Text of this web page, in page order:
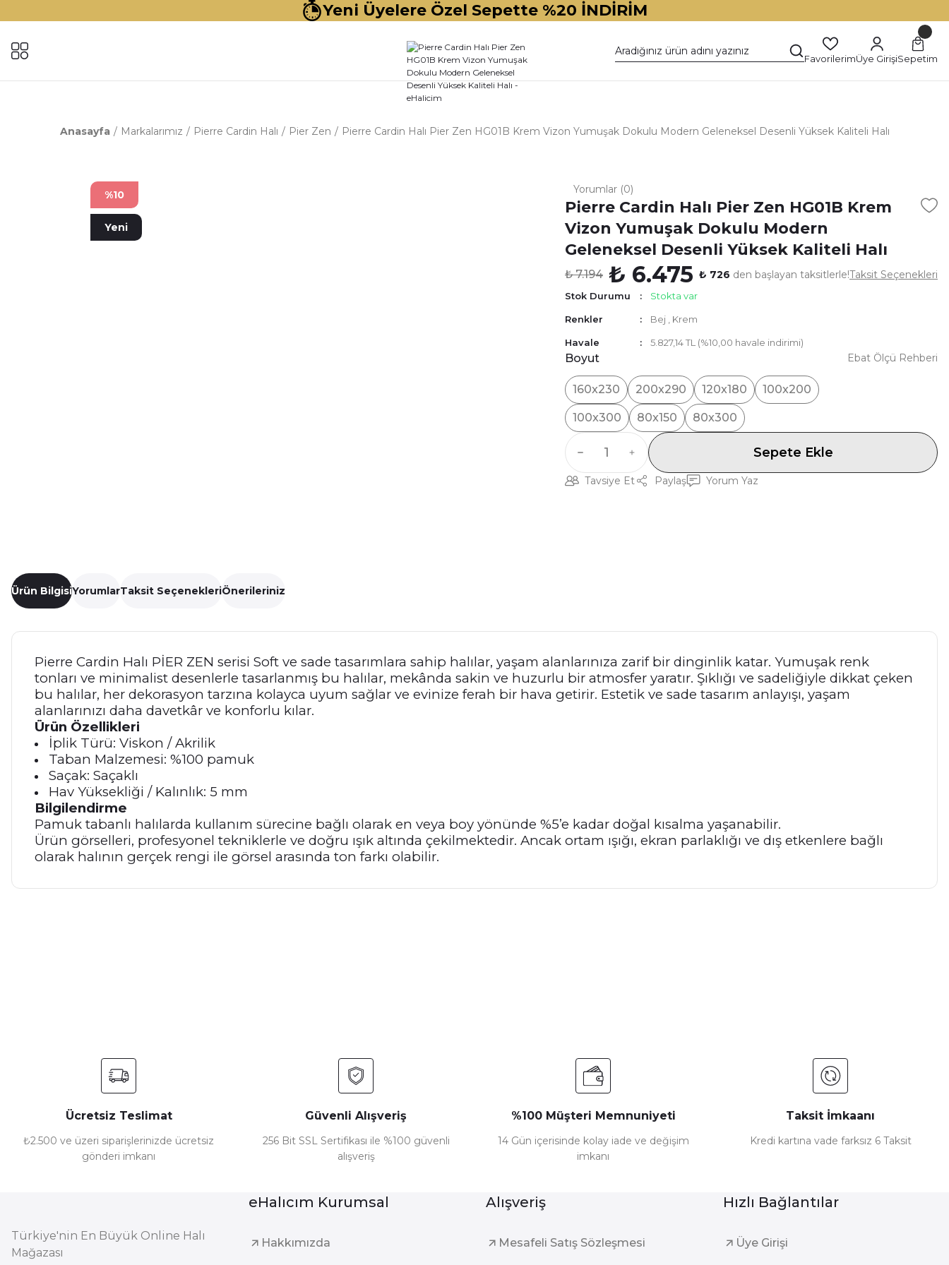
Yeni Üyelere Özel Sepette %20 İNDİRİM
FavorilerimÜye GirişiSepetim
Anasayfa Markalarımız Pierre Cardin Halı Pier Zen Pierre Cardin Halı Pier Zen HG01B Krem Vizon Yumuşak Dokulu Modern Geleneksel Desenli Yüksek Kaliteli Halı
%10
Yeni
Yorumlar (0)
Pierre Cardin Halı Pier Zen HG01B Krem
Vizon Yumuşak Dokulu Modern
Geleneksel Desenli Yüksek Kaliteli Halı
₺ 7.194 ₺ 6.475 ₺ 726 den başlayan taksitlerle!Taksit Seçenekleri
Stok Durumu Stokta var
Renkler Bej Krem
Havale 5.827,14 TL (%10,00 havale indirimi)
Boyut
160x230 200x290 120x180 100x200
100x300 80x150 80x300
Ebat Ölçü Rehberi
Sepete Ekle
Tavsiye Et Paylaş Yorum Yaz
Ürün BilgisiYorumlarTaksit SeçenekleriÖnerileriniz
Pierre Cardin Halı PİER ZEN serisi Soft ve sade tasarımlara sahip halılar, yaşam alanlarınıza zarif bir dinginlik katar. Yumuşak renk
tonları ve minimalist desenlerle tasarlanmış bu halılar, mekânda sakin ve huzurlu bir atmosfer yaratır. Şıklığı ve sadeliğiyle dikkat çeken
bu halılar, her dekorasyon tarzına kolayca uyum sağlar ve evinize ferah bir hava getirir. Estetik ve sade tasarım anlayışı, yaşam
alanlarınızı daha davetkâr ve konforlu kılar.
Ürün Özellikleri
İplik Türü: Viskon / Akrilik
Taban Malzemesi: %100 pamuk
Saçak: Saçaklı
Hav Yüksekliği / Kalınlık: 5 mm
Bilgilendirme
Pamuk tabanlı halılarda kullanım sürecine bağlı olarak en veya boy yönünde %5’e kadar doğal kısalma yaşanabilir.
Ürün görselleri, profesyonel tekniklerle ve doğru ışık altında çekilmektedir. Ancak ortam ışığı, ekran parlaklığı ve dış etkenlere bağlı
olarak halının gerçek rengi ile görsel arasında ton farkı olabilir.
Bu ürüne benzer farklı alternatifler olmalı.
Ücretsiz Teslimat
₺2.500 ve üzeri siparişlerinizde ücretsiz
gönderi imkanı
Güvenli Alışveriş
256 Bit SSL Sertifikası ile %100 güvenli
alışveriş
%100 Müşteri Memnuniyeti
14 Gün içerisinde kolay iade ve değişim
imkanı
Taksit İmkaanı
Kredi kartına vade farksız 6 Taksit
Türkiye'nin En Büyük Online Halı
Mağazası
eHalıcım Kurumsal
Hakkımızda
Alışveriş
Mesafeli Satış Sözleşmesi
Hızlı Bağlantılar
Üye Girişi